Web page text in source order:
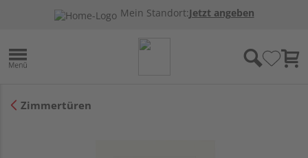
Mein Standort:Jetzt angeben
Zimmertüren